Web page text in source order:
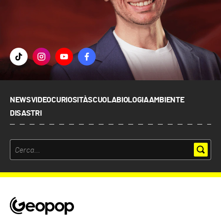
NEWSVIDEOCURIOSITÀSCUOLABIOLOGIAAMBIENTE
DISASTRI